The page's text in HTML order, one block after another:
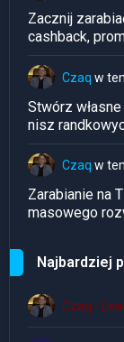
Zacznij
cashback,
Czaq w
Stwórz
nisz
Czaq w
Zarabianie na
masowego
Najbardziej
Czaq -